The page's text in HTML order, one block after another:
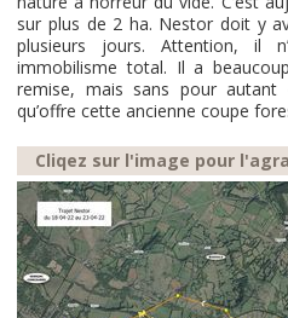
sur plus de 2 ha. Nestor doit y
plusieurs jours. Attention, il
immobilisme total. Il a
remise, mais sans pour
qu’offre cette ancienne coupe
Cliqez sur l'image pour